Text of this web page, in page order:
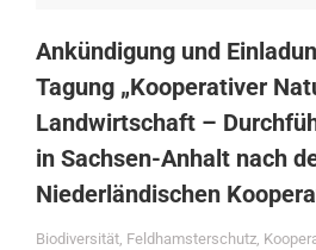
Ankündigung und
Tagung „Kooperativer
Landwirtschaft –
in Sachsen-Anhalt nach
Niederländischen
Biodiversität, Feldhamsterschutz,